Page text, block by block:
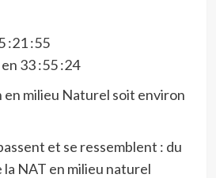
:21 :55
33 :55 :24
milieu Naturel soit environ
et se ressemblent : du
la NAT en milieu naturel